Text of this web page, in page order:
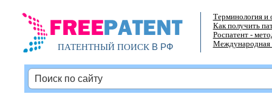
ПАТЕНТНЫЙ ПОИСКВ РФ
Терминология и
Как получить
Роспатент -
Международная